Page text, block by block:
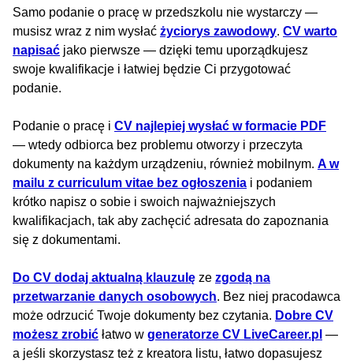
Samo podanie o pracę w przedszkolu nie wystarczy —
musisz wraz z nim wysłać życiorys zawodowy. CV warto
napisać jako pierwsze — dzięki temu uporządkujesz
swoje kwalifikacje i łatwiej będzie Ci przygotować
podanie.
Podanie o pracę i CV najlepiej wysłać w formacie PDF
— wtedy odbiorca bez problemu otworzy i przeczyta
dokumenty na każdym urządzeniu, również mobilnym. A w
mailu z curriculum vitae bez ogłoszenia i podaniem
krótko napisz o sobie i swoich najważniejszych
kwalifikacjach, tak aby zachęcić adresata do zapoznania
się z dokumentami.
Do CV dodaj aktualną klauzulę ze zgodą na
przetwarzanie danych osobowych. Bez niej pracodawca
może odrzucić Twoje dokumenty bez czytania. Dobre CV
możesz zrobić łatwo w generatorze CV LiveCareer.pl —
a jeśli skorzystasz też z kreatora listu, łatwo dopasujesz